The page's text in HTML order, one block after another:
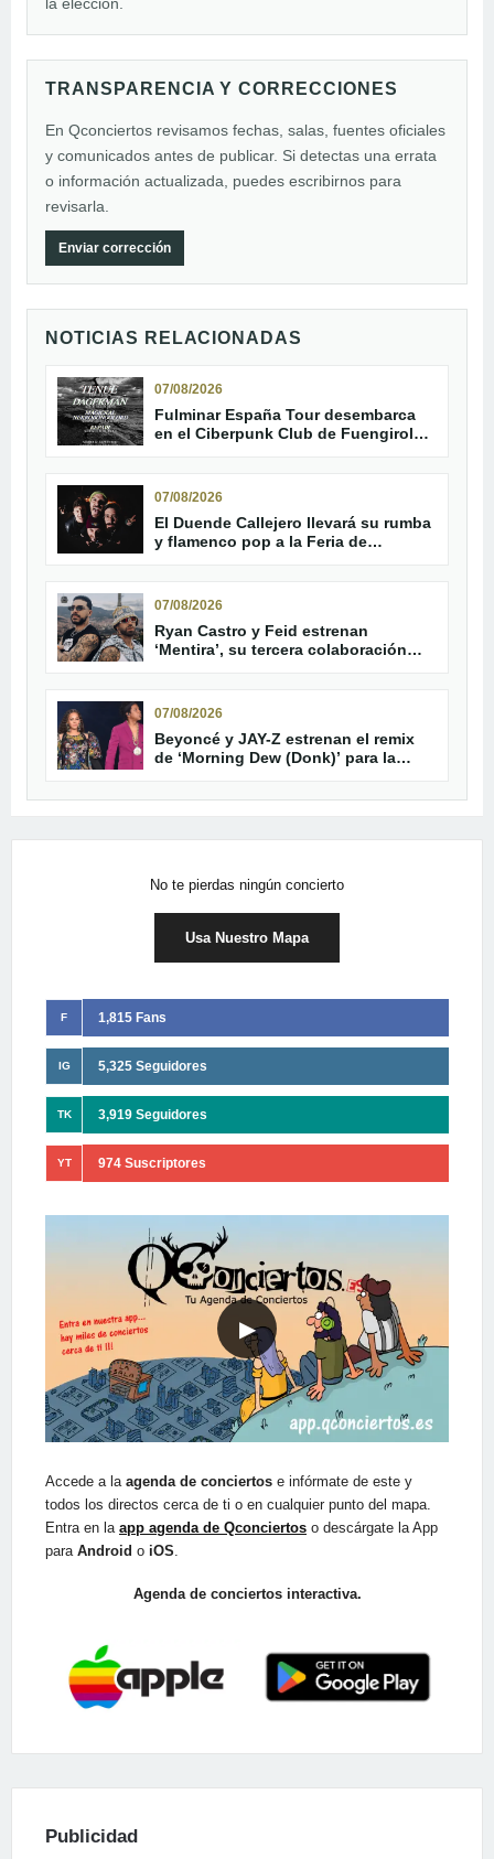
TRANSPARENCIA Y CORRECCIONES
En Qconciertos revisamos fechas, salas, fuentes oficiales
y comunicados antes de publicar. Si detectas una errata
o información actualizada, puedes escribirnos para
revisarla.
Enviar corrección
NOTICIAS RELACIONADAS
07/08/2026
Fulminar España Tour desembarca
en el Ciberpunk Club de Fuengirola
07/08/2026
El Duende Callejero llevará su rumba
y flamenco pop a la Feria de
07/08/2026
Ryan Castro y Feid estrenan
‘Mentira’, su tercera colaboración
07/08/2026
Beyoncé y JAY-Z estrenan el remix
de ‘Morning Dew (Donk)’ para la
No te pierdas ningún concierto
Usa Nuestro Mapa
F 1,815 Fans
IG 5,325 Seguidores
TK 3,919 Seguidores
YT 974 Suscriptores
▶
Accede a la agenda de conciertos e infórmate de este y
todos los directos cerca de ti o en cualquier punto del mapa.
Entra en la app agenda de Qconciertos o descárgate la App
para Android o iOS.
Agenda de conciertos interactiva.
Publicidad